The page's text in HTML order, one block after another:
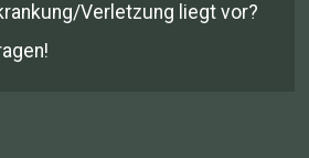
Verletzung liegt vor?